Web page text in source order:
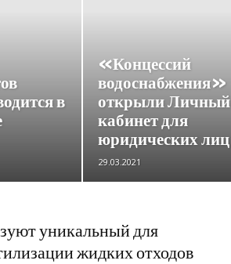
в
«Концессий
водоснабжения»
открыли Личный
кабинет для
юридических лиц
29.03.2021
уникальный для
жидких отходов